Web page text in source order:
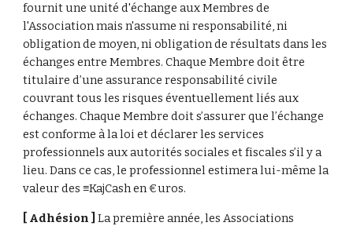
fournit une unité d'échange aux Membres de
l'Association mais n'assume ni responsabilité, ni
obligation de moyen, ni obligation de résultats dans les
échanges entre Membres. Chaque Membre doit être
titulaire d’une assurance responsabilité civile
couvrant tous les risques éventuellement liés aux
échanges. Chaque Membre doit s’assurer que l’échange
est conforme à la loi et déclarer les services
professionnels aux autorités sociales et fiscales s’il y a
lieu. Dans ce cas, le professionnel estimera lui-même la
valeur des ≡KajCash en €uros.
[ Adhésion ] La première année, les Associations